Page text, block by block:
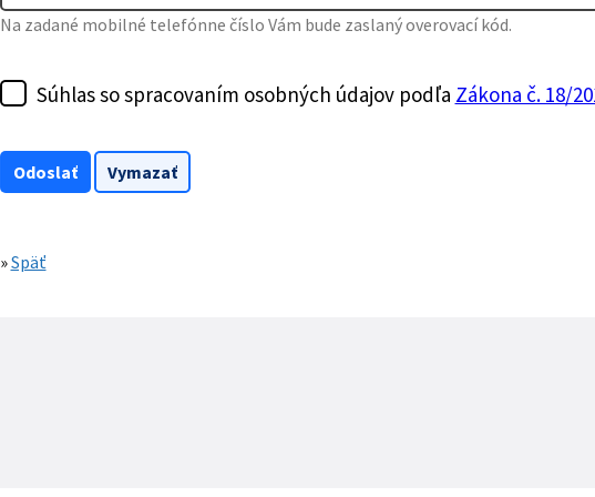
Na zadané mobilné telefónne číslo Vám bude zaslaný overovací kód.
Súhlas so spracovaním osobných údajov podľa Zákona č. 18/
»Späť